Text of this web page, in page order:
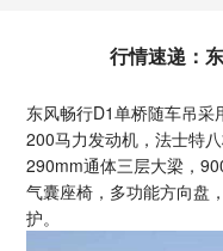
行情速递：
东风畅行D1单桥随车吊
200马力发动机，法士特
290mm通体三层大梁，
气囊座椅，多功能方向盘
护。